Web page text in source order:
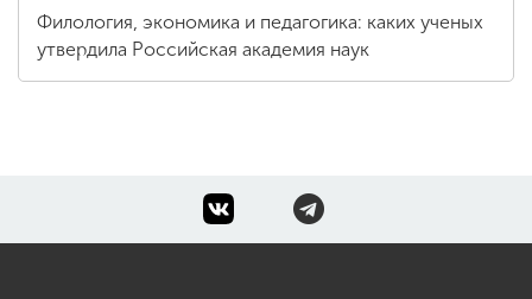
Филология, экономика и педагогика: каких ученых
утвердила Российская академия наук